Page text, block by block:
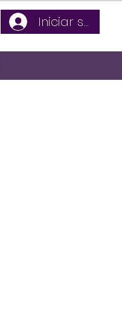
Iniciar sesión